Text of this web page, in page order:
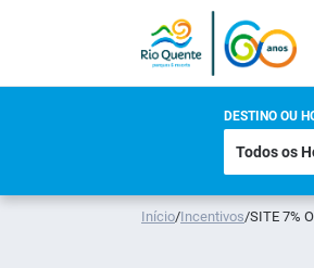
DESTINO OU
Início/Incentivos/SITE 7%